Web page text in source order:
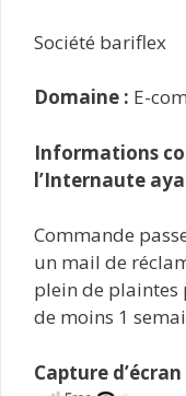
Société bariflex
Domaine : E-
Informations
l’Internaute
Commande
un mail de
plein de plaintes
de moins 1
Capture d’écran